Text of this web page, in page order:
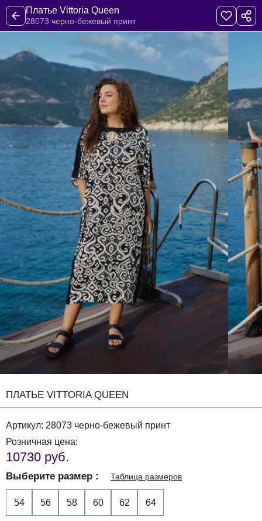
Платье Vittoria Queen
28073 черно-бежевый принт
ПЛАТЬЕ VITTORIA QUEEN
Артикул: 28073 черно-бежевый принт
Розничная цена:
10730 руб.
Выберите размер Таблица размеров
54 56 58 60 62 64